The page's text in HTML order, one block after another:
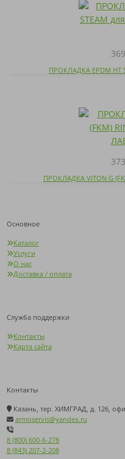
ПРОКЛАДКА EPDM HT
ПРОКЛАДКА VITON G
Основное
Каталог
Услуги
О нас
Доставка / оплата
Служба поддержки
Контакты
Карта сайта
Контакты
Казань, тер. ХИМГРАД, д. 126,
armoservis@yandex.ru
8 (800) 600-6-278
8 (843) 207-2-208